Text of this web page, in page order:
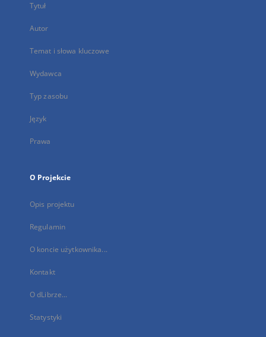
Tytuł
Autor
Temat i słowa kluczowe
Wydawca
Typ zasobu
Język
Prawa
O Projekcie
Opis projektu
Regulamin
O koncie użytkownika...
Kontakt
O dLibrze...
Statystyki